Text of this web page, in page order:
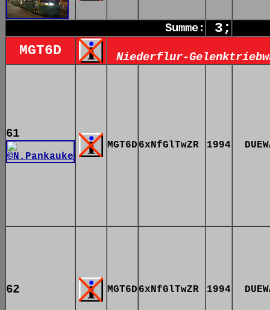
Summe:
3;
MGT6D
Niederflur-
61
MGT6D 6xNfGlTwZR 1994
62 MGT6D 6xNfGlTwZR 1994